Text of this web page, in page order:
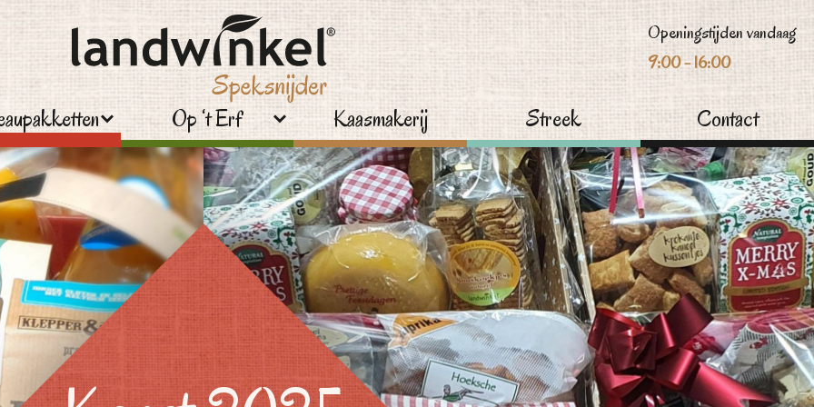
Op ‘t Erf Kaasmakerij Streek Contact
Openingstijden vandaag
9:00 - 16:00